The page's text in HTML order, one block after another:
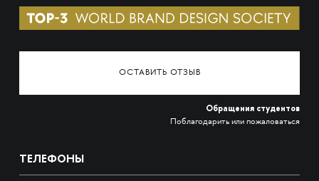
ОСТАВИТЬ ОТЗЫВ
Обращения студентов
Поблагодарить или пожаловаться
ТЕЛЕФОНЫ